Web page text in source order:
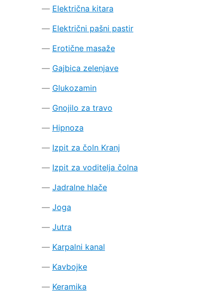
Električna kitara
Električni pašni pastir
Erotične masaže
Gajbica zelenjave
Glukozamin
Gnojilo za travo
Hipnoza
Izpit za čoln Kranj
Izpit za voditelja čolna
Jadralne hlače
Joga
Jutra
Karpalni kanal
Kavbojke
Keramika